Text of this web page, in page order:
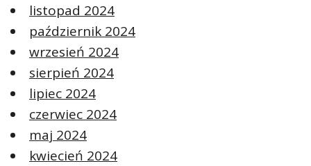
listopad 2024
październik 2024
wrzesień 2024
sierpień 2024
lipiec 2024
czerwiec 2024
maj 2024
kwiecień 2024